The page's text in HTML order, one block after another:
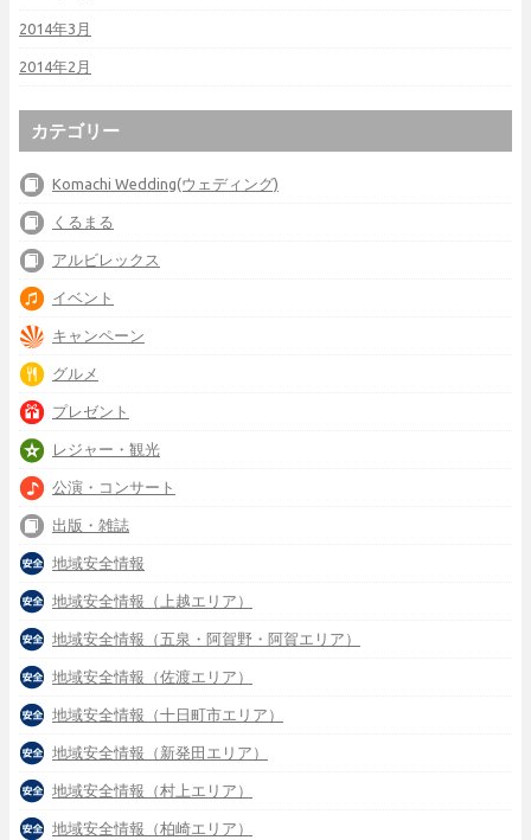
2014年3月
2014年2月
カテゴリー
Komachi Wedding(ウェディング)
くるまる
アルビレックス
イベント
キャンペーン
グルメ
プレゼント
レジャー・観光
公演・コンサート
出版・雑誌
地域安全情報
地域安全情報（上越エリア）
地域安全情報（五泉・阿賀野・阿賀エリア）
地域安全情報（佐渡エリア）
地域安全情報（十日町市エリア）
地域安全情報（新発田エリア）
地域安全情報（村上エリア）
地域安全情報（柏崎エリア）